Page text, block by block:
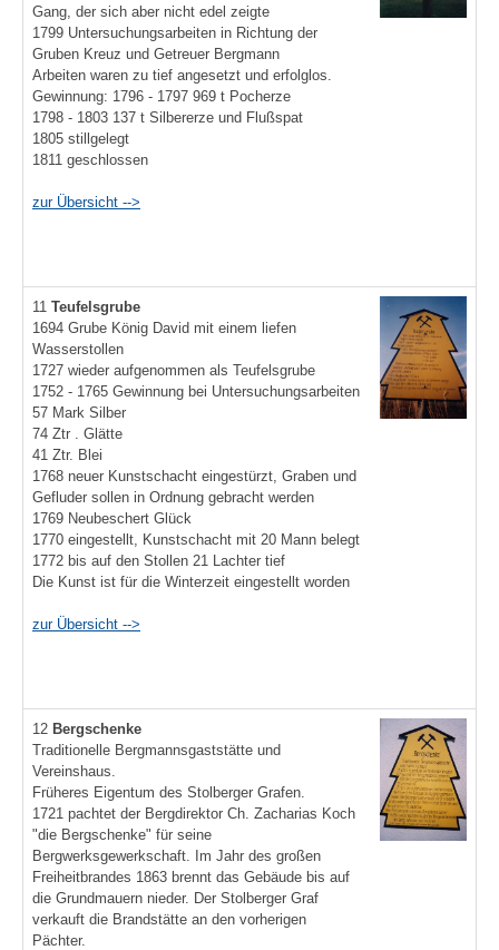
Gang, der sich aber nicht edel zeigte
1799 Untersuchungsarbeiten in Richtung der
Gruben Kreuz und Getreuer Bergmann
Arbeiten waren zu tief angesetzt und erfolglos.
Gewinnung: 1796 - 1797 969 t Pocherze
1798 - 1803 137 t Silbererze und Flußspat
1805 stillgelegt
1811 geschlossen
zur Übersicht -->
11 Teufelsgrube
1694 Grube König David mit einem liefen
Wasserstollen
1727 wieder aufgenommen als Teufelsgrube
1752 - 1765 Gewinnung bei Untersuchungsarbeiten
57 Mark Silber
74 Ztr . Glätte
41 Ztr. Blei
1768 neuer Kunstschacht eingestürzt, Graben und
Gefluder sollen in Ordnung gebracht werden
1769 Neubeschert Glück
1770 eingestellt, Kunstschacht mit 20 Mann belegt
1772 bis auf den Stollen 21 Lachter tief
Die Kunst ist für die Winterzeit eingestellt worden
zur Übersicht -->
12 Bergschenke
Traditionelle Bergmannsgaststätte und
Vereinshaus.
Früheres Eigentum des Stolberger Grafen.
1721 pachtet der Bergdirektor Ch. Zacharias Koch
"die Bergschenke" für seine
Bergwerksgewerkschaft. Im Jahr des großen
Freiheitbrandes 1863 brennt das Gebäude bis auf
die Grundmauern nieder. Der Stolberger Graf
verkauft die Brandstätte an den vorherigen
Pächter.